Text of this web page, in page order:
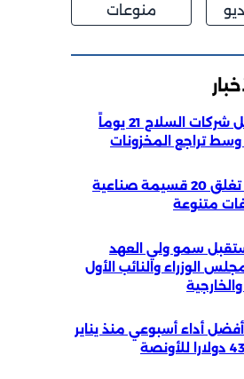
منوعات
البنتاغون يمهل شركات السلاح 21 يوماً
وسط تراجع المخزونات
هيئة الصناعة تغلق 20 قسيمة صناعية
متنوعة
سمو ولي العهد
الوزراء والنائب الأول
أداء أسبوعي منذ يناير